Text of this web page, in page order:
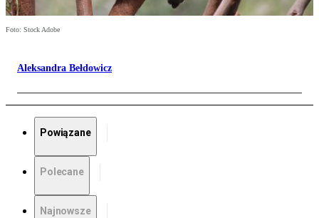
Foto: Stock Adobe
Aleksandra Bełdowicz
Powiązane
Polecane
Najnowsze